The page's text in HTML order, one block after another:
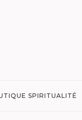
SPIRITUALITÉ